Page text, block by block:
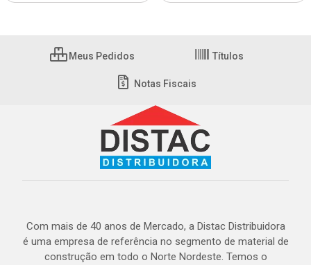
Meus Pedidos Títulos
Notas Fiscais
Com mais de 40 anos de Mercado, a Distac Distribuidora
é uma empresa de referência no segmento de material de
construção em todo o Norte Nordeste. Temos o